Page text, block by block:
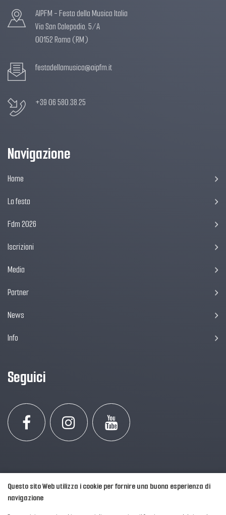
AIPFM - Festa della Musica Italia
Via San Calepodio, 5/A
00152 Roma (RM)
festadellamusica@aipfm.it
+39 06 580.38.25
Navigazione
Home
La festa
Fdm 2026
Iscrizioni
Media
Partner
News
Info
Seguici
Questo sito Web utilizza i cookie per fornire una buona esperienza di
navigazione